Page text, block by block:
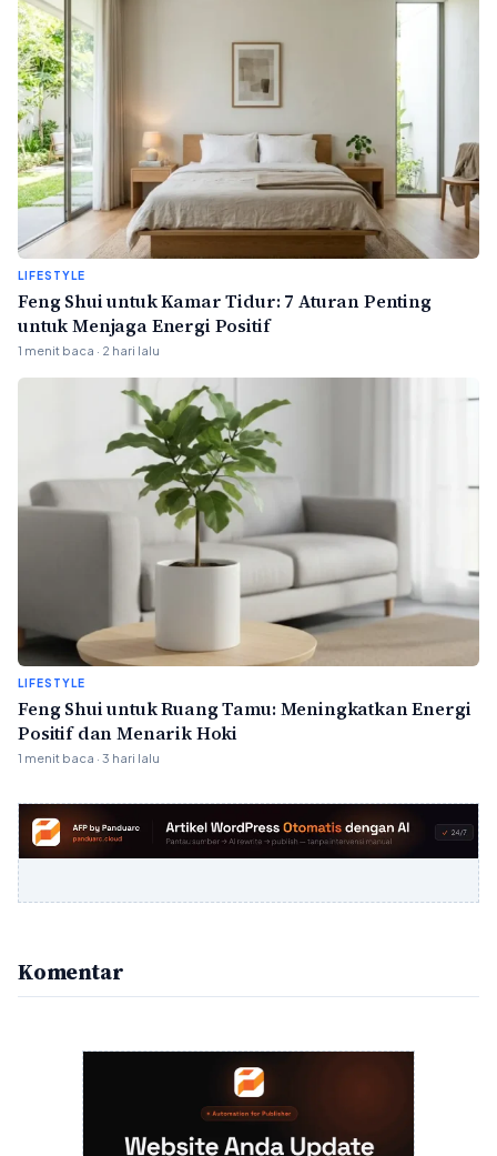
LIFESTYLE
Feng Shui untuk Kamar Tidur: 7 Aturan Penting
untuk Menjaga Energi Positif
1 menit baca · 2 hari lalu
LIFESTYLE
Feng Shui untuk Ruang Tamu: Meningkatkan Energi
Positif dan Menarik Hoki
1 menit baca · 3 hari lalu
Komentar